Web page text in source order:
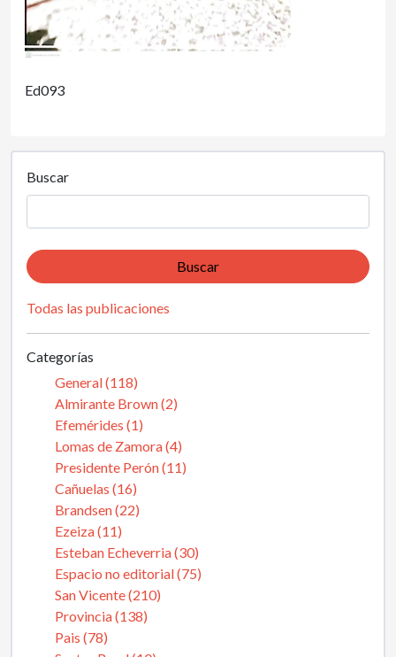
Ed093
Buscar
Buscar
Todas las publicaciones
Categorías
General (118)
Almirante Brown (2)
Efemérides (1)
Lomas de Zamora (4)
Presidente Perón (11)
Cañuelas (16)
Brandsen (22)
Ezeiza (11)
Esteban Echeverria (30)
Espacio no editorial (75)
San Vicente (210)
Provincia (138)
Pais (78)